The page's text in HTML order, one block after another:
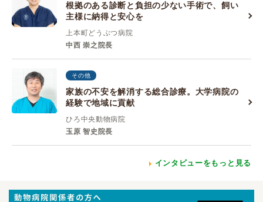
根拠のある診断と負担の少ない手術で、飼い
主様に納得と安心を
上本町どうぶつ病院
中西 崇之院長
その他
家族の不安を解消する総合診療。大学病院の
経験で地域に貢献
ひろ中央動物病院
玉原 智史院長
インタビューをもっと見る